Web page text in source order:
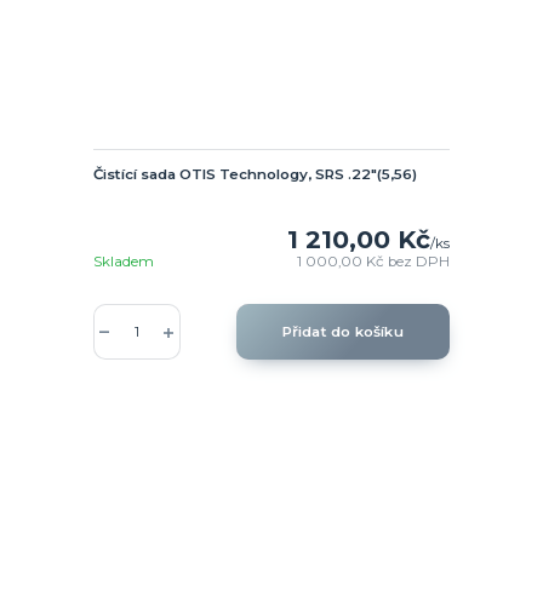
Čistící sada OTIS Technology, SRS .22"(5,56)
1 210,00 Kč/ks
1 000,00 Kč bez DPH
Skladem
Přidat do košíku